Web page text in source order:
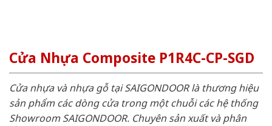
Cửa Nhựa Composite P1R4C-CP-SGD
Cửa nhựa và nhựa gỗ tại SAIGONDOOR là thương hiệu
sản phẩm các dòng cửa trong một chuỗi các hệ thống
Showroom SAIGONDOOR. Chuyên sản xuất và phân